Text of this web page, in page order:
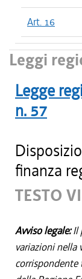
Art. 16
Leggi
Legge
n. 57
finanza
TESTO
Avviso legale:Il
variazioni nella